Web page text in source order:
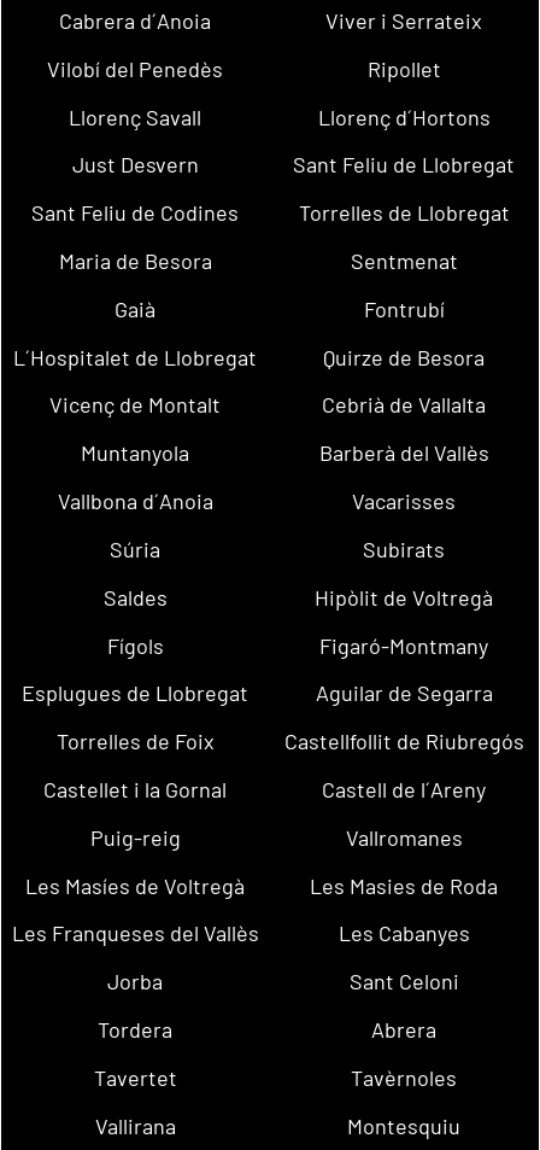
Cabrera d´Anoia
Viver i Serrateix
Vilobí del Penedès
Ripollet
Llorenç Savall
Llorenç d´Hortons
Just Desvern
Sant Feliu de Llobregat
Sant Feliu de Codines
Torrelles de Llobregat
Maria de Besora
Sentmenat
Gaià
Fontrubí
L´Hospitalet de Llobregat
Quirze de Besora
Vicenç de Montalt
Cebrià de Vallalta
Muntanyola
Barberà del Vallès
Vallbona d´Anoia
Vacarisses
Súria
Subirats
Saldes
Hipòlit de Voltregà
Fígols
Figaró-Montmany
Esplugues de Llobregat
Aguilar de Segarra
Torrelles de Foix
Castellfollit de Riubregós
Castellet i la Gornal
Castell de l´Areny
Puig-reig
Vallromanes
Les Masíes de Voltregà
Les Masies de Roda
Les Franqueses del Vallès
Les Cabanyes
Jorba
Sant Celoni
Tordera
Abrera
Tavertet
Tavèrnoles
Vallirana
Montesquiu